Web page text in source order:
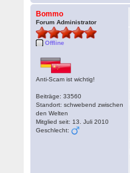
Bommo
Forum Administrator
Offline
Anti-Scam ist wichtig!
Beiträge: 33560
Standort: schwebend zwischen
den Welten
Mitglied seit: 13. Juli 2010
Geschlecht: